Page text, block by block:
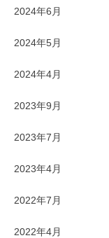
2024年6月
2024年5月
2024年4月
2023年9月
2023年7月
2023年4月
2022年7月
2022年4月